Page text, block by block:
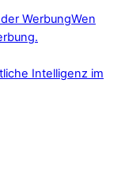
Wen
Intelligenz im